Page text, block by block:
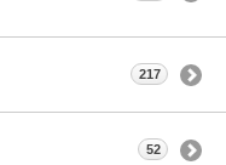
217
52